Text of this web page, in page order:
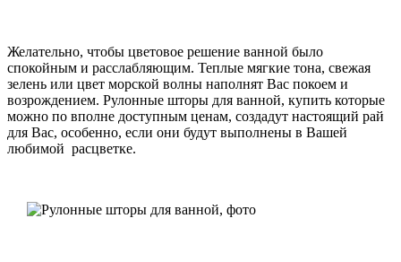
Желательно, чтобы цветовое решение ванной было
спокойным и расслабляющим. Теплые мягкие тона, свежая
зелень или цвет морской волны наполнят Вас покоем и
возрождением. Рулонные шторы для ванной, купить которые
можно по вполне доступным ценам, создадут настоящий рай
для Вас, особенно, если они будут выполнены в Вашей
любимой расцветке.